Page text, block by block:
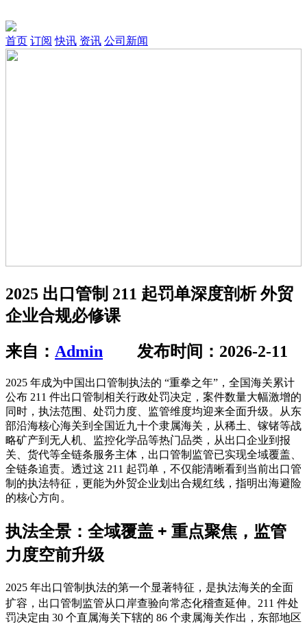
首页 订阅 快讯 资讯 公司新闻
2025 出口管制 211 起罚单深度剖析 外贸
企业合规必修课
来自： Admin 发布时间：2026-2-11
2025 年成为中国出口管制执法的 “重拳之年”，全国海关累计
公布 211 件出口管制相关行政处罚决定，案件数量大幅激增的
同时，执法范围、处罚力度、监管维度均迎来全面升级。从东
部沿海核心海关到全国近九十个隶属海关，从稀土、镓锗等战
略矿产到无人机、监控化学品等热门品类，从出口企业到报
关、货代等全链条服务主体，出口管制监管已实现全域覆盖、
全链条追责。透过这 211 起罚单，不仅能清晰看到当前出口管
制的执法特征，更能为外贸企业划出合规红线，指明出海避险
的核心方向。
执法全景：全域覆盖 + 重点聚焦，监管
力度空前升级
2025 年出口管制执法的第一个显著特征，是执法海关的全面
扩容 ，出口管制监管从口岸查验向常态化稽查延伸。211 件处
罚决定由 30 个直属海关下辖的 86 个隶属海关作出，东部地区